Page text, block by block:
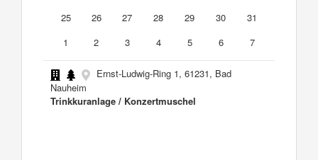
25
26 27 28 29 30
31
1
2 3 4 5 6 7
Ernst-Ludwig-Ring 1, 61231, Bad
Nauheim
Trinkkuranlage / Konzertmuschel